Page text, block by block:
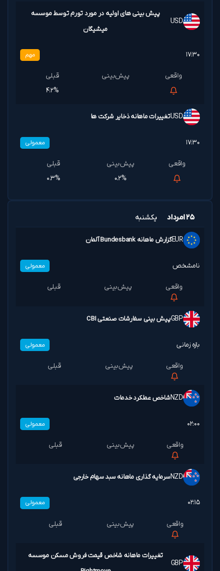
۱۷:۳۰
USD
پیش بینی های اولیه در مورد تورم توسط موسسه
میشیگان
مهم
۴.۲%
۱۷:۳۰
USDتغییرات ماهانه ذخایر شرکت ها
معمولی
۰.۲% ۰.۳%
۲۵ امرداد یکشنبه
نامشخص
EURگزارش ماهانه Bundesbank آلمان
معمولی
بازه زمانی
GBPپیش بینی سفارشات صنعتی CBI
معمولی
۰۲:۰۰
NZDشاخص عملکرد خدمات
معمولی
۰۲:۱۵
NZDسرمایه گذاری ماهانه سبد سهام خارجی
معمولی
GBP
تغییرات ماهانه شاخص قیمت فروش مسکن موسسه